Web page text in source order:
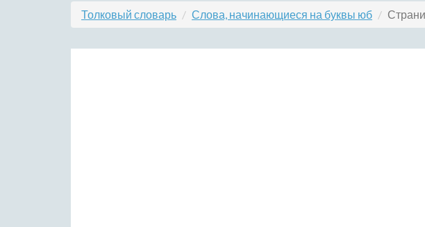
Толковый словарь Слова, начинающиеся на буквы юб